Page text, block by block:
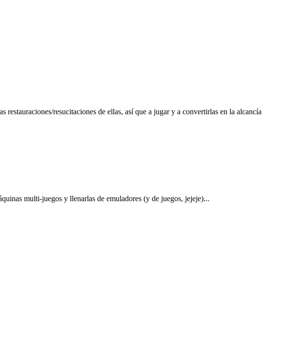
resucitaciones de ellas, así que a jugar y a convertirlas en la alcancía
multi-juegos y llenarlas de emuladores (y de juegos, jejeje)...